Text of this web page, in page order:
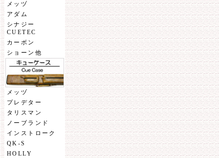
メッヅ
アダム
シナジー
CUETEC
カーボン
ショーン他
メッヅ
プレデター
タリスマン
ノーブランド
インストローク
QK-S
HOLLY